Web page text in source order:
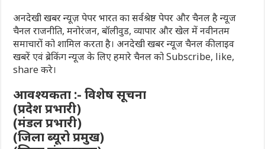
अनदेखी खबर न्यूज़ पेपर भारत का सर्वश्रेष्ठ पेपर और चैनल है न्यूज
चैनल राजनीति, मनोरंजन, बॉलीवुड, व्यापार और खेल में नवीनतम
समाचारों को शामिल करता है। अनदेखी खबर न्यूज चैनल की लाइव
खबरें एवं ब्रेकिंग न्यूज के लिए हमारे चैनल को Subscribe, like,
share करे।
आवश्यकता :- विशेष सूचना
(प्रदेश प्रभारी)
(मंडल प्रभारी)
(जिला ब्यूरो प्रमुख)